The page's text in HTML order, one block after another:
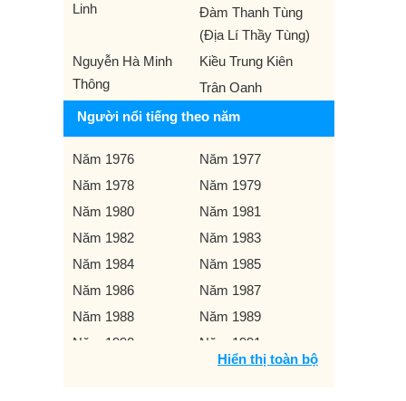
Linh
Đàm Thanh Tùng
(Địa Lí Thầy Tùng)
Nguyễn Hà Minh
Thông
Kiều Trung Kiên
Trân Oanh
Người nổi tiếng theo năm
Năm 1976
Năm 1977
Năm 1978
Năm 1979
Năm 1980
Năm 1981
Năm 1982
Năm 1983
Năm 1984
Năm 1985
Năm 1986
Năm 1987
Năm 1988
Năm 1989
Năm 1990
Năm 1991
Năm 1993
Hiển thị toàn bộ